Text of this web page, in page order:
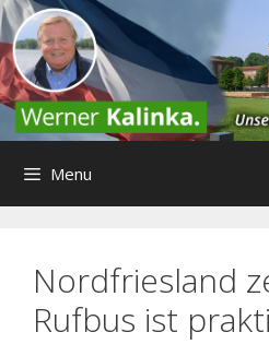
Zum
Inhalt
springen
Menu
Nordfriesland
Rufbus ist